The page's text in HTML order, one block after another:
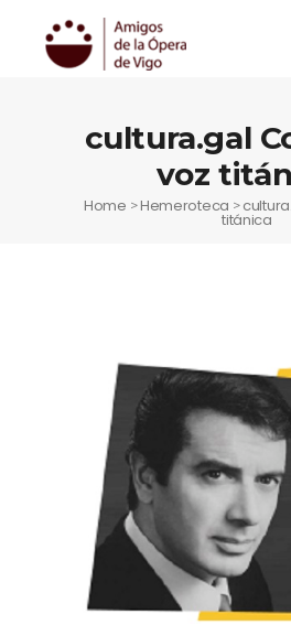
cultura.gal
voz
Home >Hemeroteca >
titánica